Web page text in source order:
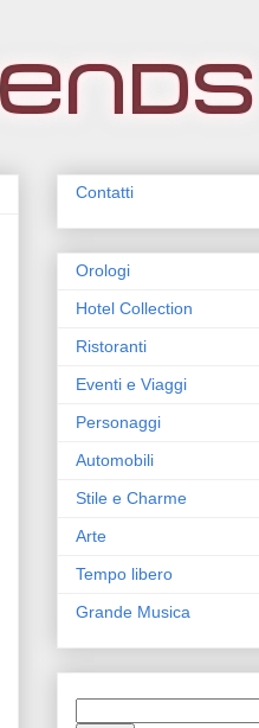
Contatti
Orologi
Hotel Collection
Ristoranti
Eventi e Viaggi
Personaggi
Automobili
Stile e Charme
Arte
Tempo libero
Grande Musica